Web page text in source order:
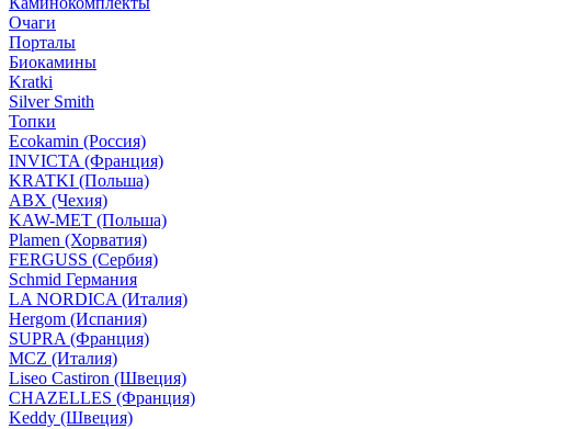
Очаги
Порталы
Биокамины
Kratki
Silver Smith
Топки
Ecokamin (Россия)
INVICTA (Франция)
KRATKI (Польша)
ABX (Чехия)
KAW-MET (Польша)
Plamen (Хорватия)
FERGUSS (Сербия)
Schmid Германия
LA NORDICA (Италия)
Hergom (Испания)
SUPRA (Франция)
MCZ (Италия)
Liseo Castiron (Швеция)
CHAZELLES (Франция)
Keddy (Швеция)